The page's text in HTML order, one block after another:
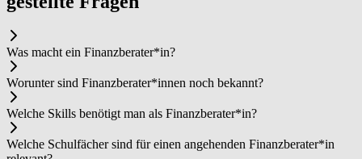
Was macht ein Fi­nanz­be­ra­ter*in?
Worunter sind Fi­nanz­be­ra­ter*in­nen noch bekannt?
Welche Skills benötigt man als Fi­nanz­be­ra­ter*in?
Welche Schulfächer sind für einen angehenden Fi­nanz­be­ra­ter*in